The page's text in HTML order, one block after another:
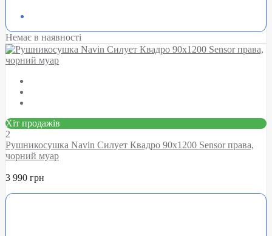
Немає в наявності
Хіт продажів
2
Рушникосушка Navin Силует Квадро 90х1200 Sensor права,
чорний муар
3 990 грн